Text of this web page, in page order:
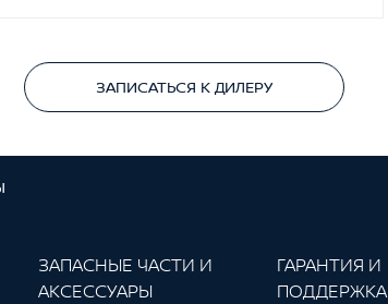
ЗАПИСАТЬСЯ К ДИЛЕРУ
ЗАПАСНЫЕ ЧАСТИ И
АКСЕССУАРЫ
ГАРАНТИЯ И
ПОДДЕРЖКА